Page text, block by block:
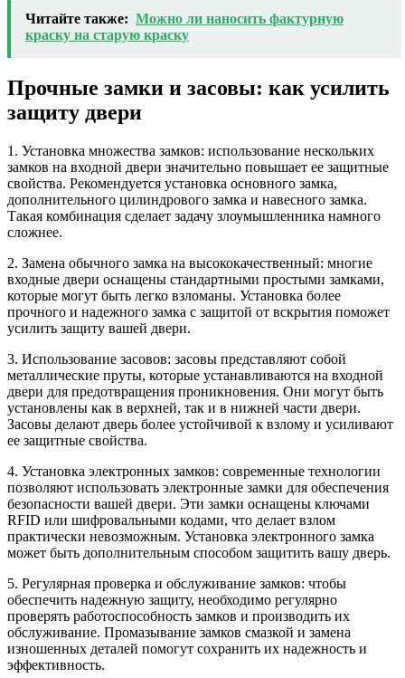
Читайте также: Можно ли наносить фактурную
краску на старую краску
Прочные замки и засовы: как усилить
защиту двери
1. Установка множества замков: использование нескольких
замков на входной двери значительно повышает ее защитные
свойства. Рекомендуется установка основного замка,
дополнительного цилиндрового замка и навесного замка.
Такая комбинация сделает задачу злоумышленника намного
сложнее.
2. Замена обычного замка на высококачественный: многие
входные двери оснащены стандартными простыми замками,
которые могут быть легко взломаны. Установка более
прочного и надежного замка с защитой от вскрытия поможет
усилить защиту вашей двери.
3. Использование засовов: засовы представляют собой
металлические пруты, которые устанавливаются на входной
двери для предотвращения проникновения. Они могут быть
установлены как в верхней, так и в нижней части двери.
Засовы делают дверь более устойчивой к взлому и усиливают
ее защитные свойства.
4. Установка электронных замков: современные технологии
позволяют использовать электронные замки для обеспечения
безопасности вашей двери. Эти замки оснащены ключами
RFID или шифровальными кодами, что делает взлом
практически невозможным. Установка электронного замка
может быть дополнительным способом защитить вашу дверь.
5. Регулярная проверка и обслуживание замков: чтобы
обеспечить надежную защиту, необходимо регулярно
проверять работоспособность замков и производить их
обслуживание. Промазывание замков смазкой и замена
изношенных деталей помогут сохранить их надежность и
эффективность.